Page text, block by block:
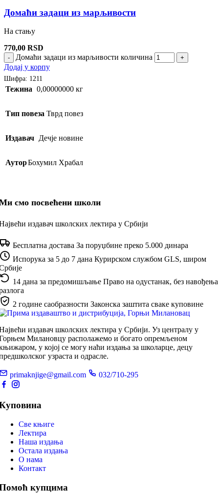
Домаћи задаци из марљивости
На стању
770,00 RSD
- Домаћи задаци из марљивости количина +
Додај у корпу
Шифра: 1211
Тежина 0,00000000 кг
Тип повеза Тврд повез
Издавач Дечје новине
АуторБохумил Храбал
смо посвећени школи
издавач школских лектира у Србији
Бесплатна достава За поруџбине преко 5.000 динара
Испорука за 5 до 7 дана Курирском службом GLS, широм
14 дана за предомишљање Право на одустанак, без навођења
2 године саобразности Законска заштита сваке куповине
издавач школских лектира у Србији. Уз централу у
Милановцу располажемо и богато опремљеном
у којој се могу наћи издања за школарце, децу
узраста и одрасле.
primaknjige@gmail.com 032/710-295
Све књиге
Лектира
Наша издања
Остала издања
О нама
Контакт
купцима